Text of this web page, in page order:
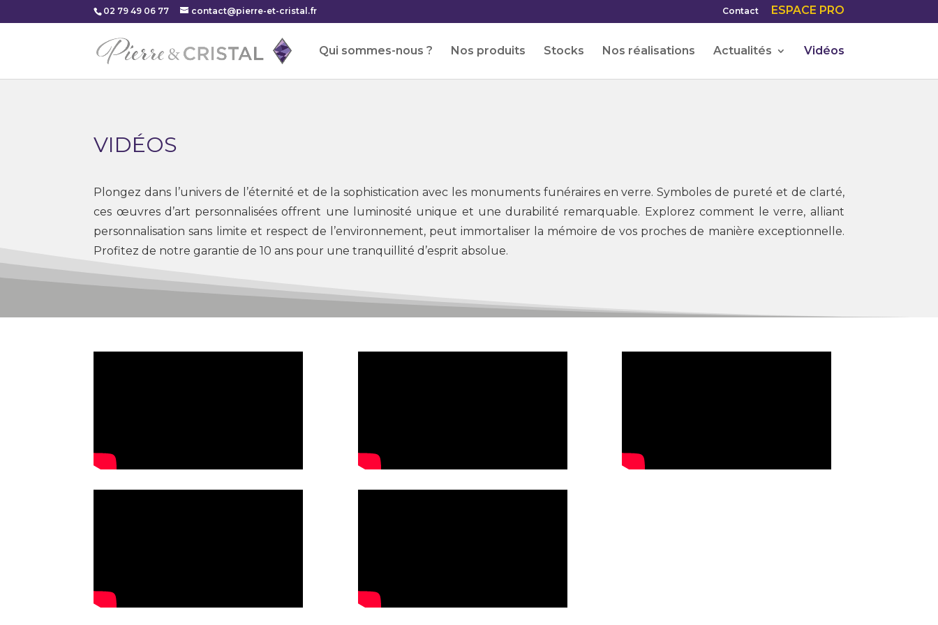
02 79 49 06 77 contact@pierre-et-cristal.fr Contact ESPACE PRO
Qui sommes-nous ? Nos produits Stocks Nos réalisations Actualités Vidéos
VIDÉOS
Plongez dans l’univers de l’éternité et de la sophistication avec les monuments funéraires en verre. Symboles de pureté et de clarté,
ces œuvres d’art personnalisées offrent une luminosité unique et une durabilité remarquable. Explorez comment le verre, alliant
personnalisation sans limite et respect de l’environnement, peut immortaliser la mémoire de vos proches de manière exceptionnelle.
Profitez de notre garantie de 10 ans pour une tranquillité d’esprit absolue.